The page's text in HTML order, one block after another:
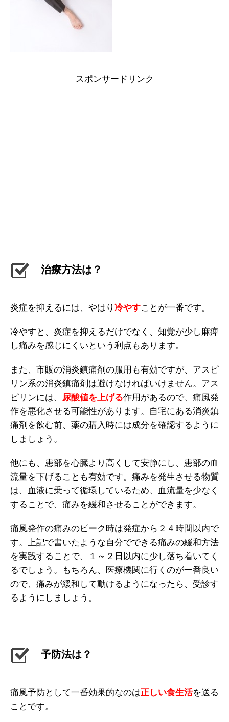
スポンサードリンク
治療方法は？
炎症を抑えるには、やはり 冷やすことが一番です。
冷やすと、炎症を抑えるだけでなく、知覚が少し麻痺
し痛みを感じにくいという利点もあります。
また、市販の消炎鎮痛剤の服用も有効ですが、アスピ
リン系の消炎鎮痛剤は避けなければいけません。アス
ピリンには、 尿酸値を上げる作用があるので、痛風発
作を悪化させる可能性があります。自宅にある消炎鎮
痛剤を飲む前、薬の購入時には成分を確認するように
しましょう。
他にも、患部を心臓より高くして安静にし、患部の血
流量を下げることも有効です。痛みを発生させる物質
は、血液に乗って循環しているため、血流量を少なく
することで、痛みを緩和させることができます。
痛風発作の痛みのピーク時は発症から２４時間以内で
す。上記で書いたような自分でできる痛みの緩和方法
を実践することで、１～２日以内に少し落ち着いてく
るでしょう。もちろん、医療機関に行くのが一番良い
ので、痛みが緩和して動けるようになったら、受診す
るようにしましょう。
予防法は？
痛風予防として一番効果的なのは正しい食生活を送る
ことです。